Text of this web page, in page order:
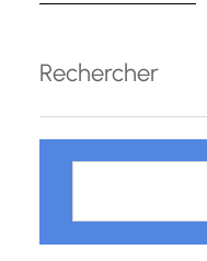
d’infirmière
pour…
Rechercher
h